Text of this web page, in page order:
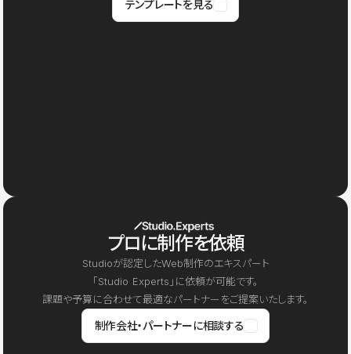
テンプレートを見る
プロに制作を依頼
Studioが認定したWeb制作のエキスパート
「Studio Experts」に依頼が可能です。
課題や予算に合わせて最適なパートナーをご提案いたします。
制作会社・パートナーに相談する